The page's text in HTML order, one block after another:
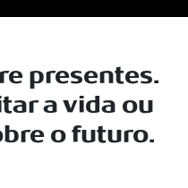
presentes.
a vida ou
o futuro.